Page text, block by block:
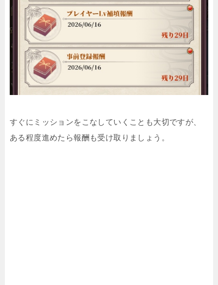
すぐにミッションをこなしていくことも大切ですが、
ある程度進めたら報酬も受け取りましょう。